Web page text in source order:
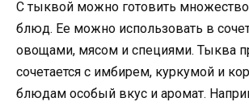
С тыквой можно готовить
блюд. Ее можно использовать в
овощами, мясом и специями. Тыква
сочетается с имбирем, куркумой и
блюдам особый вкус и аромат.